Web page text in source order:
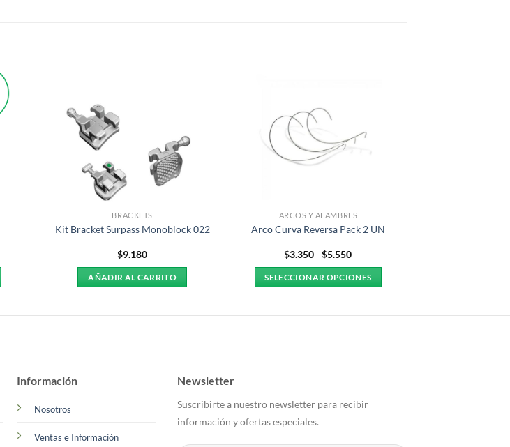
BRACKETS
Kit Bracket Surpass Monoblock 022
$9.180
AÑADIR AL CARRITO
ARCOS Y ALAMBRES
Arco Curva Reversa Pack 2 UN
$3.350- $5.550Rango
precios:
desde
SELECCIONAR OPCIONES
se
pueden
Información
Nosotros
Ventas e Información
Newsletter
Suscribirte a nuestro newsletter para recibir
información y ofertas especiales.